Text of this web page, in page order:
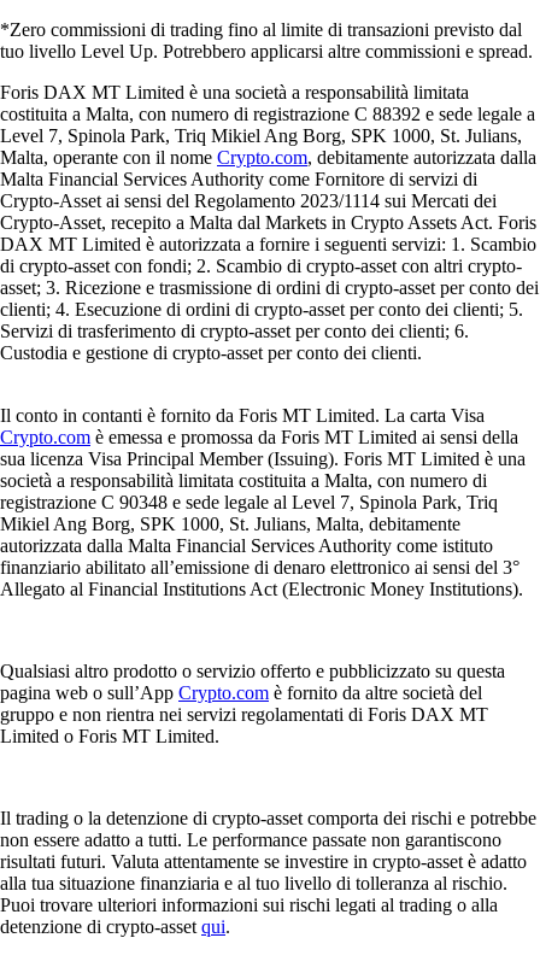
*Zero commissioni di trading fino al limite di transazioni previsto dal
tuo livello Level Up. Potrebbero applicarsi altre commissioni e spread.
Foris DAX MT Limited è una società a responsabilità limitata
costituita a Malta, con numero di registrazione C 88392 e sede legale a
Level 7, Spinola Park, Triq Mikiel Ang Borg, SPK 1000, St. Julians,
Malta, operante con il nome Crypto.com, debitamente autorizzata dalla
Malta Financial Services Authority come Fornitore di servizi di
Crypto-Asset ai sensi del Regolamento 2023/1114 sui Mercati dei
Crypto-Asset, recepito a Malta dal Markets in Crypto Assets Act. Foris
DAX MT Limited è autorizzata a fornire i seguenti servizi: 1. Scambio
di crypto-asset con fondi; 2. Scambio di crypto-asset con altri crypto-
asset; 3. Ricezione e trasmissione di ordini di crypto-asset per conto dei
clienti; 4. Esecuzione di ordini di crypto-asset per conto dei clienti; 5.
Servizi di trasferimento di crypto-asset per conto dei clienti; 6.
Custodia e gestione di crypto-asset per conto dei clienti.
Il conto in contanti è fornito da Foris MT Limited. La carta Visa
Crypto.com è emessa e promossa da Foris MT Limited ai sensi della
sua licenza Visa Principal Member (Issuing). Foris MT Limited è una
società a responsabilità limitata costituita a Malta, con numero di
registrazione C 90348 e sede legale al Level 7, Spinola Park, Triq
Mikiel Ang Borg, SPK 1000, St. Julians, Malta, debitamente
autorizzata dalla Malta Financial Services Authority come istituto
finanziario abilitato all’emissione di denaro elettronico ai sensi del 3°
Allegato al Financial Institutions Act (Electronic Money Institutions).
Qualsiasi altro prodotto o servizio offerto e pubblicizzato su questa
pagina web o sull’App Crypto.com è fornito da altre società del
gruppo e non rientra nei servizi regolamentati di Foris DAX MT
Limited o Foris MT Limited.
Il trading o la detenzione di crypto-asset comporta dei rischi e potrebbe
non essere adatto a tutti. Le performance passate non garantiscono
risultati futuri. Valuta attentamente se investire in crypto-asset è adatto
alla tua situazione finanziaria e al tuo livello di tolleranza al rischio.
Puoi trovare ulteriori informazioni sui rischi legati al trading o alla
detenzione di crypto-asset qui.